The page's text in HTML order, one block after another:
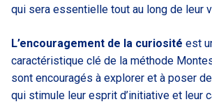
qui sera essentielle tout au long de leur
L’encouragement de la curiosité est
caractéristique clé de la méthode
sont encouragés à explorer et à poser
qui stimule leur esprit d’initiative et leur